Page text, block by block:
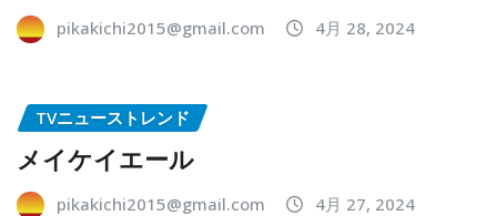
pikakichi2015@gmail.com 4月 28, 2024
TVニューストレンド
メイケイエール
pikakichi2015@gmail.com 4月 27, 2024